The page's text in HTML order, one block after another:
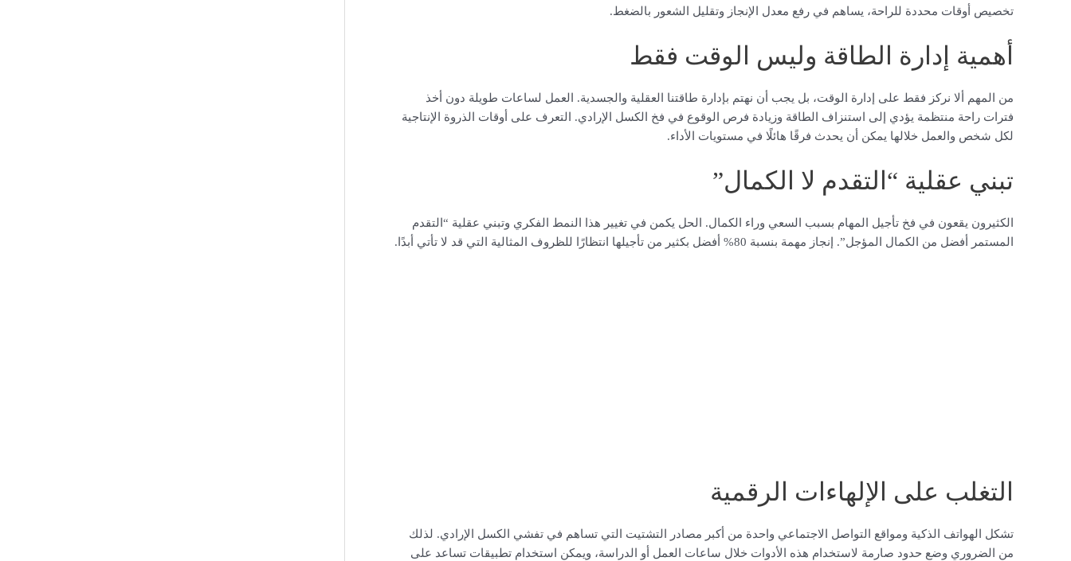
تخصيص أوقات محددة للراحة، يساهم في رفع معدل الإنجاز وتقليل الشعور بالضغط.
أهمية إدارة الطاقة وليس الوقت فقط
من المهم ألا نركز فقط على إدارة الوقت، بل يجب أن نهتم بإدارة طاقتنا العقلية والجسدية. العمل لساعات طويلة دون أخذ
فترات راحة منتظمة يؤدي إلى استنزاف الطاقة وزيادة فرص الوقوع في فخ الكسل الإرادي. التعرف على أوقات الذروة الإنتاجية
لكل شخص والعمل خلالها يمكن أن يحدث فرقًا هائلًا في مستويات الأداء.
تبني عقلية “التقدم لا الكمال”
الكثيرون يقعون في فخ تأجيل المهام بسبب السعي وراء الكمال. الحل يكمن في تغيير هذا النمط الفكري وتبني عقلية “التقدم
المستمر أفضل من الكمال المؤجل”. إنجاز مهمة بنسبة 80% أفضل بكثير من تأجيلها انتظارًا للظروف المثالية التي قد لا تأتي أبدًا.
التغلب على الإلهاءات الرقمية
تشكل الهواتف الذكية ومواقع التواصل الاجتماعي واحدة من أكبر مصادر التشتيت التي تساهم في تفشي الكسل الإرادي. لذلك
من الضروري وضع حدود صارمة لاستخدام هذه الأدوات خلال ساعات العمل أو الدراسة، ويمكن استخدام تطبيقات تساعد على